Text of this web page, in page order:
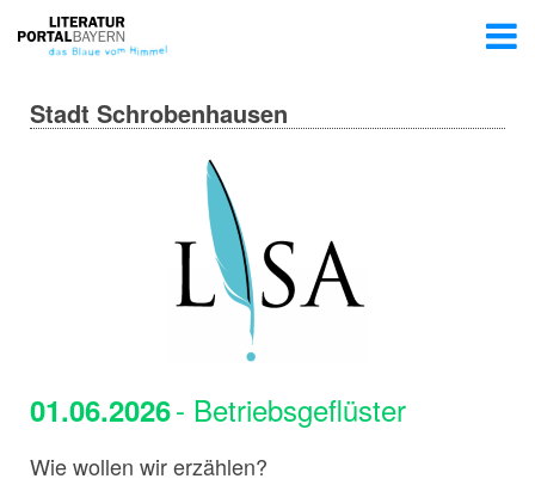
Stadt Schrobenhausen
01.06.2026- Betriebsgeflüster
Wie wollen wir erzählen?